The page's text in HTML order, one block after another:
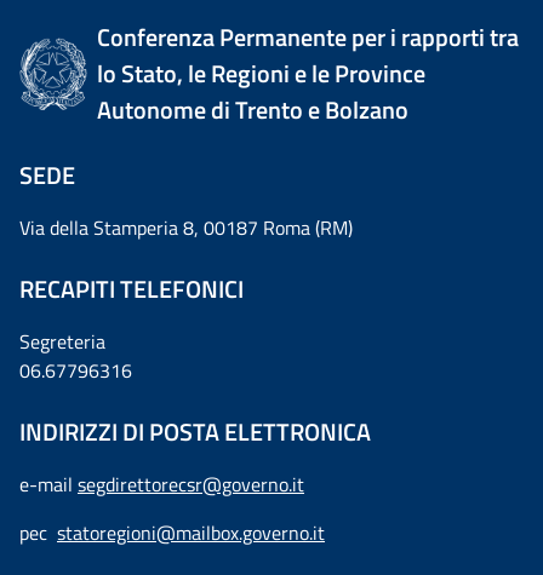
Conferenza Permanente per i rapporti tra
lo Stato, le Regioni e le Province
Autonome di Trento e Bolzano
SEDE
Via della Stamperia 8, 00187 Roma (RM)
RECAPITI TELEFONICI
Segreteria
06.67796316
INDIRIZZI DI POSTA ELETTRONICA
e-mail segdirettorecsr@governo.it
pec statoregioni@mailbox.governo.it